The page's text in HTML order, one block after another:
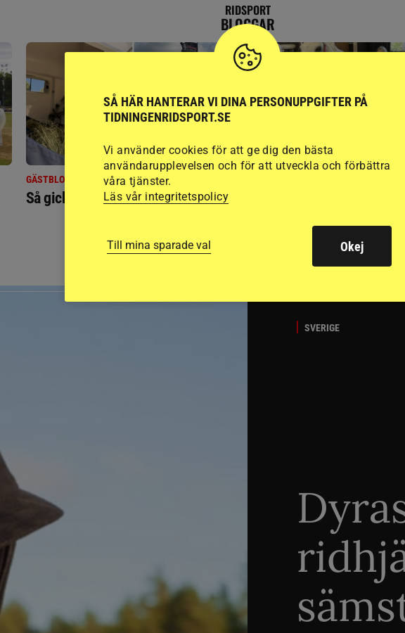
RIDSPORT
BLOGGAR
GÄSTBLOGGEN
Så gick det på helgens utställning
SVERIGE
SÅ HÄR HANTERAR VI DINA PERSONUPPGIFTER PÅ
TIDNINGENRIDSPORT.SE
Vi använder cookies för att ge dig den bästa
användarupplevelsen och för att utveckla och förbättra
våra tjänster.
Läs vår integritetspolicy
Till mina sparade val Okej